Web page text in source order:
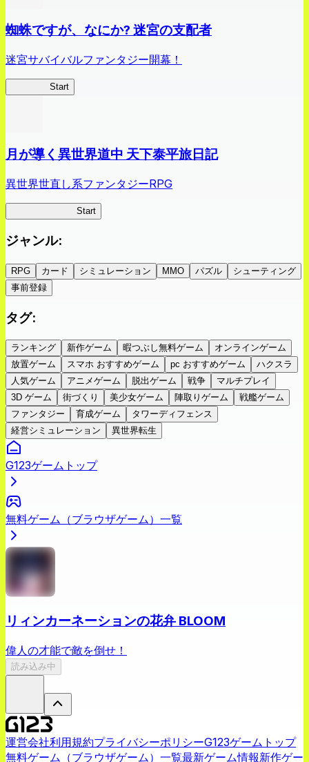
蜘蛛ですが、なにか? 迷宮の支配者
迷宮サバイバルファンタジー開幕！
Start
月が導く異世界道中 天下泰平旅日記
異世界世直し系ファンタジーRPG
Start
ジャンル:
RPG カード シミュレーション MMO パズル
シューティング
事前登録
タグ:
ランキング 新作ゲーム 暇つぶし無料ゲーム
オンラインゲーム
放置ゲーム
スマホ おすすめゲーム pc おすすめゲーム
ハクスラ
人気ゲーム
アニメゲーム 脱出ゲーム 戦争
マルチプレイ
3D ゲーム
街づくり 美少女ゲーム 陣取りゲーム
戦艦ゲーム
ファンタジー
育成ゲーム
タワーディフェンス
経営シミュレーション
異世界転生
G123ゲームトップ
無料ゲーム（ブラウザゲーム）一覧
リィンカーネーションの花弁 BLOOM
偉人の才能で敵を倒せ！
読み込み中
運営会社利用規約プライバシーポリシーG123ゲームトップ
無料ゲーム（ブラウザゲーム）一覧最新ゲーム情報新作ゲー